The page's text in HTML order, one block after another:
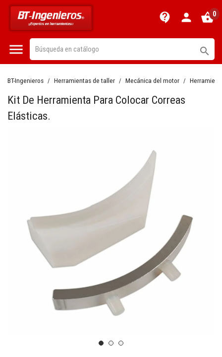
contact_support person shopping_basket0
 
BT-Ingenieros Herramientas de taller Mecánica del motor
Kit De Herramienta Para Colocar Correas
Elásticas.